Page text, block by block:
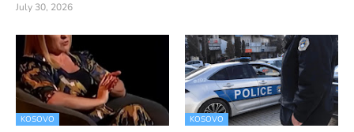
July 30, 2026
KOSOVO KOSOVO